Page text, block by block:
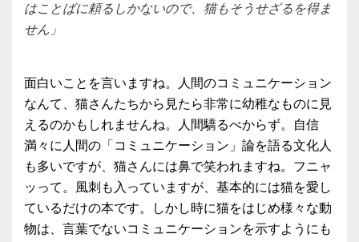
はことばに頼るしかないので、猫もそうせざるを得ま
せん」
面白いことを言いますね。人間のコミュニケーション
なんて、猫さんたちから見たら非常に幼稚なものに見
えるのかもしれませんね。人間驕るべからず。自信
満々に人間の「コミュニケーション」論を語る文化人
も多いですが、猫さんには鼻で笑われますね。フニャ
ッって。風刺も入っていますが、基本的には猫を愛し
ているだけの本です。しかし時に猫をはじめ様々な動
物は、言葉でないコミュニケーションを示すようにも